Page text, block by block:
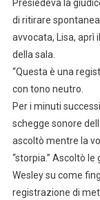
Presiedeva la
di ritirare
avvocata, Lisa, aprì
della sala.
“Questa è una
con tono neutro.
Per i minuti
schegge sonore
ascoltò mentre la
“storpia.” Ascoltò
Wesley su come
registrazione di